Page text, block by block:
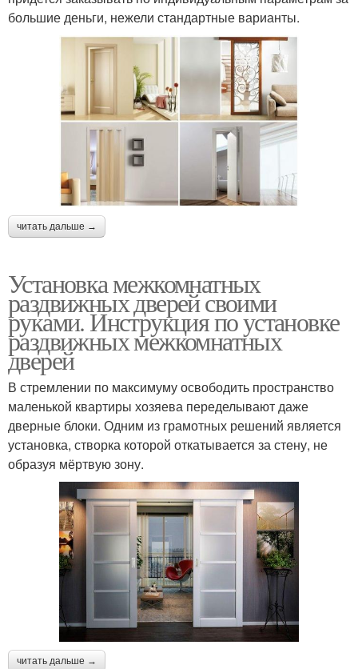
большие деньги, нежели стандартные варианты.
читать дальше →
Установка межкомнатных
раздвижных дверей своими
руками. Инструкция по установке
раздвижных межкомнатных
дверей
В стремлении по максимуму освободить пространство
маленькой квартиры хозяева переделывают даже
дверные блоки. Одним из грамотных решений является
установка, створка которой откатывается за стену, не
образуя мёртвую зону.
читать дальше →